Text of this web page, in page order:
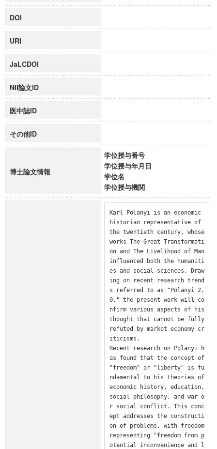
DOI
URI
JaLCDOI
NII論文ID
医中誌ID
その他ID
博士論文情報
学位授与番号
学位授与年月日
学位名
学位授与機関
Karl Polanyi is an economic
historian representative of
the twentieth century, whose
works The Great Transformati
on and The Livelihood of Man
influenced both the humaniti
es and social sciences. Draw
ing on recent research trend
s referred to as "Polanyi 2.
0," the present work will co
nfirm various aspects of his
thought that cannot be fully
refuted by market economy cr
iticisms.
Recent research on Polanyi h
as found that the concept of
"freedom" or "liberty" is fu
ndamental to his theories of
economic history, education,
social philosophy, and war o
r social conflict. This conc
ept addresses the constructi
on of problems, with freedom
representing "freedom from p
otential inconvenience and l